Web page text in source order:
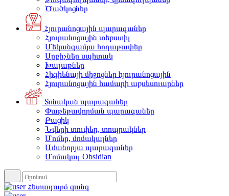
Ծածկոցներ
Հյուրանոցային պարագաներ
Հյուրանոցային տեքստիլ
Մեկանգամյա հողաթափեր
Սրբիչներ սպիտակ
Խալաթներ
Հիգիենայի միջոցներ հյուրանոցային
Հյուրանոցային համարի աքսեսուարներ
Տոնական պարագաներ
Փաթեթավորման պարագաներ
Բացիկ
Նվերի տուփեր, տոպրակներ
Մոմեր, մոմակալներ
Ամանորյա պարագաներ
Մոմակալ Obsidian
Հետադարձ զանգ